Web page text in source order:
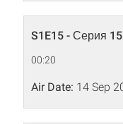
S1E15 - Серия 15
00:20
Air Date: 14 Sep